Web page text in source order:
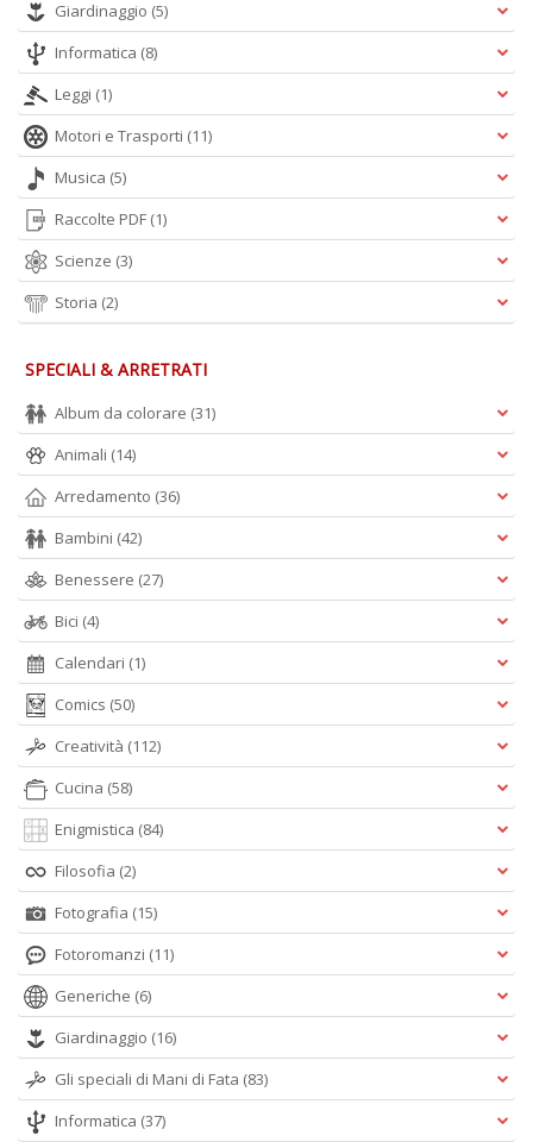
Giardinaggio (5)
Informatica (8)
Leggi (1)
Motori e Trasporti (11)
Musica (5)
Raccolte PDF (1)
Scienze (3)
Storia (2)
SPECIALI & ARRETRATI
Album da colorare (31)
Animali (14)
Arredamento (36)
Bambini (42)
Benessere (27)
Bici (4)
Calendari (1)
Comics (50)
Creatività (112)
Cucina (58)
Enigmistica (84)
Filosofia (2)
Fotografia (15)
Fotoromanzi (11)
Generiche (6)
Giardinaggio (16)
Gli speciali di Mani di Fata (83)
Informatica (37)